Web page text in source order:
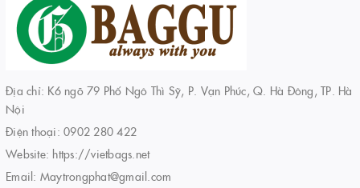
Địa chỉ: K6 ngõ 79 Phố Ngô Thì Sỹ, P. Vạn Phúc, Q. Hà Đông, TP. Hà
Nội
Điện thoại: 0902 280 422
Website: https://vietbags.net
Email: Maytrongphat@gmail.com